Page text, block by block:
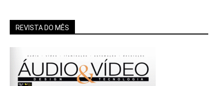
REVISTA DO MÊS